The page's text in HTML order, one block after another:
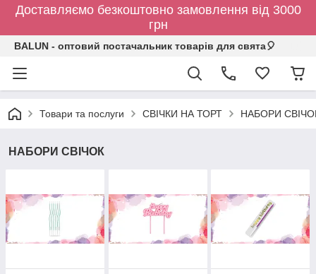
Доставляємо безкоштовно замовлення від 3000
грн
BALUN - оптовий постачальник товарів для свята🎈
Товари та послуги СВІЧКИ НА ТОРТ НАБОРИ
НАБОРИ СВІЧОК